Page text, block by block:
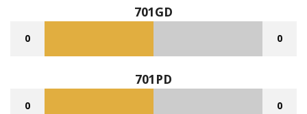
701GD
0 0
701PD
0 0